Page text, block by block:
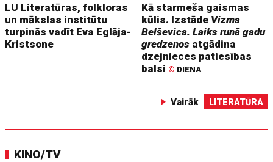
LU Literatūras, folkloras
un mākslas institūtu
turpinās vadīt Eva Eglāja-
Kristsone
Kā starmeša gaismas
kūlis. Izstāde Vizma
Belševica. Laiks runā gadu
gredzenos atgādina
dzejnieces patiesības
balsi © DIENA
Vairāk LITERATŪRA
KINO/TV